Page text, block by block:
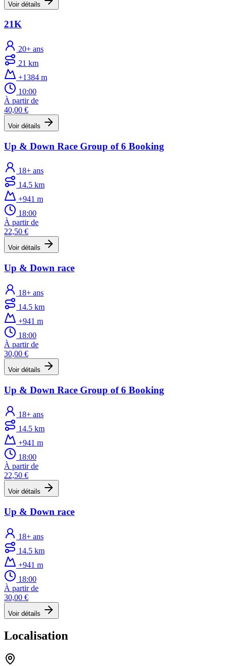
Voir détails
21K
20+ ans
21 km
+1384 m
10:00
À partir de
40,00 €
Voir détails
Up & Down Race Group of 6 Booking
18+ ans
14.5 km
+941 m
18:00
À partir de
22,50 €
Voir détails
Up & Down race
18+ ans
14.5 km
+941 m
18:00
À partir de
30,00 €
Voir détails
Up & Down Race Group of 6 Booking
18+ ans
14.5 km
+941 m
18:00
À partir de
22,50 €
Voir détails
Up & Down race
18+ ans
14.5 km
+941 m
18:00
À partir de
30,00 €
Voir détails
Localisation